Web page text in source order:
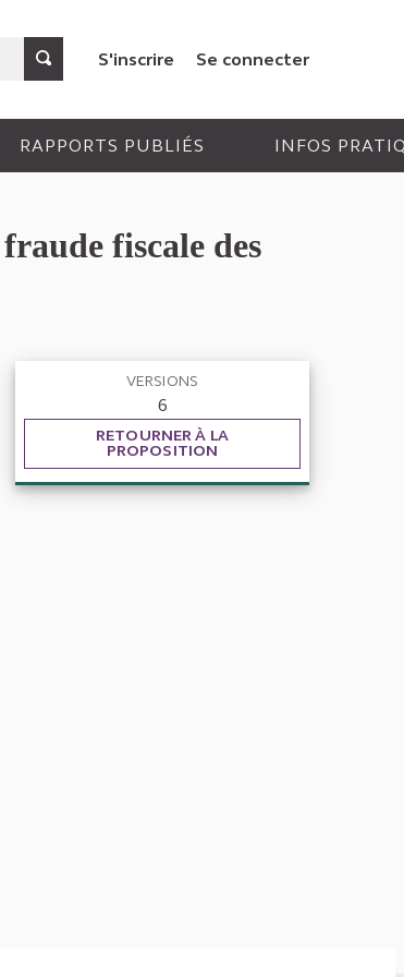
S'inscrire Se connecter
RAPPORTS PUBLIÉS INFOS
fiscale des
VERSIONS
6
RETOURNER À LA
PROPOSITION